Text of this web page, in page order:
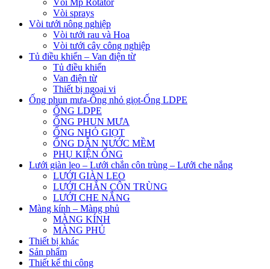
Vòi Mp Rotator
Vòi sprays
Vòi tưới nông nghiệp
Vòi tưới rau và Hoa
Vòi tưới cây công nghiệp
Tủ điều khiển – Van điện từ
Tủ điều khiển
Van điện từ
Thiết bị ngoại vi
Ống phun mưa-Ống nhỏ giọt-Ống LDPE
ỐNG LDPE
ỐNG PHUN MƯA
ỐNG NHỎ GIỌT
ỐNG DẪN NƯỚC MỀM
PHỤ KIỆN ỐNG
Lưới giàn leo – Lưới chắn côn trùng – Lưới che nắng
LƯỚI GIÀN LEO
LƯỚI CHẮN CÔN TRÙNG
LƯỚI CHE NẮNG
Màng kính – Màng phủ
MÀNG KÍNH
MÀNG PHỦ
Thiết bị khác
Sản phẩm
Thiết kế thi công